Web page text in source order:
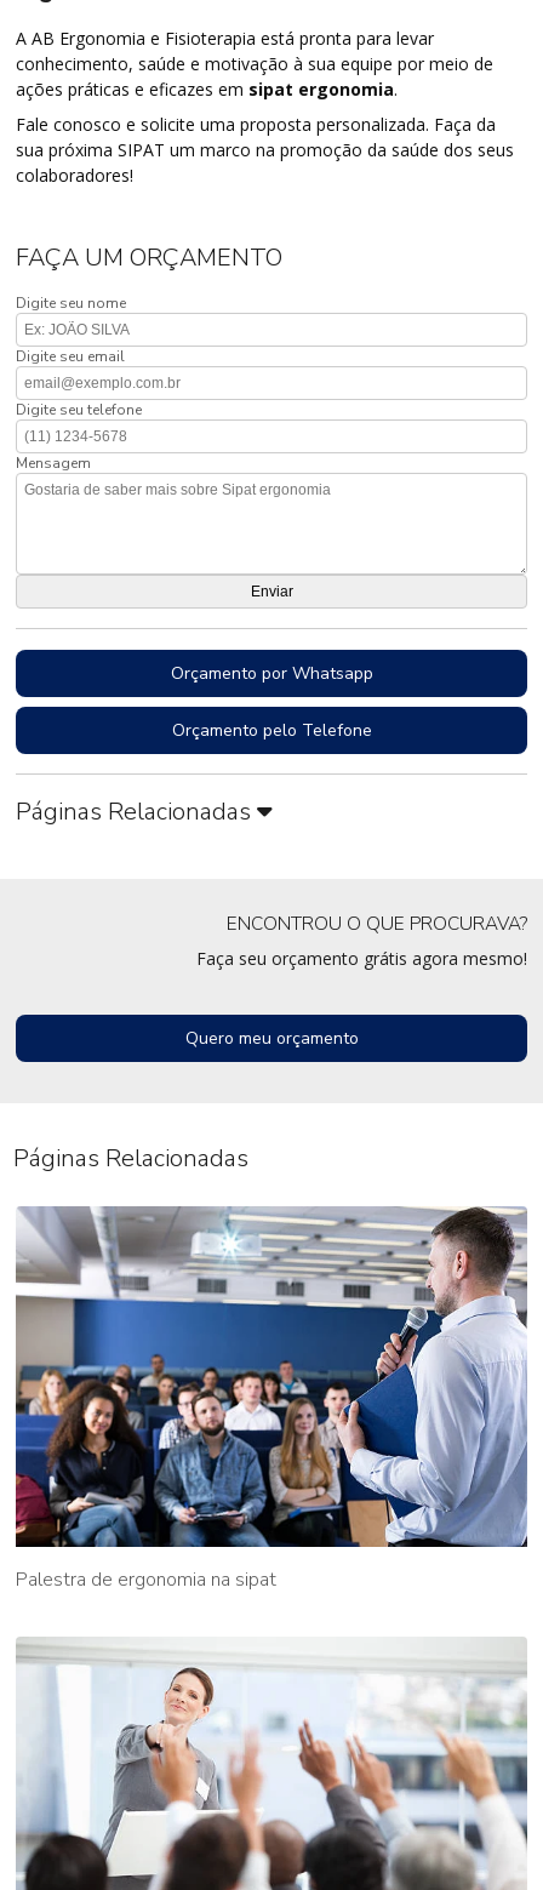
A AB Ergonomia e Fisioterapia está pronta para levar
conhecimento, saúde e motivação à sua equipe por meio de
ações práticas e eficazes em sipat ergonomia.
Fale conosco e solicite uma proposta personalizada. Faça da
sua próxima SIPAT um marco na promoção da saúde dos seus
colaboradores!
FAÇA UM ORÇAMENTO
Digite seu nome
Digite seu email
Digite seu telefone
Mensagem
Orçamento por Whatsapp
Orçamento pelo Telefone
Páginas Relacionadas
ENCONTROU O QUE PROCURAVA?
Faça seu orçamento grátis agora mesmo!
Quero meu orçamento
Páginas Relacionadas
Palestra de ergonomia na sipat